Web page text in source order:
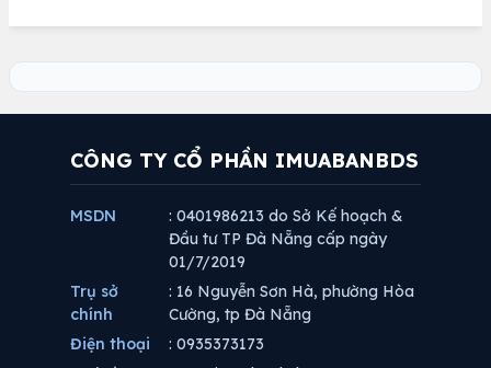
CÔNG TY CỔ PHẦN IMUABANBDS
MSDN
: 0401986213 do Sở Kế hoạch &
Đầu tư TP Đà Nẵng cấp ngày
01/7/2019
Trụ sở
chính
: 16 Nguyễn Sơn Hà, phường Hòa
Cường, tp Đà Nẵng
Điện thoại
: 0935373173